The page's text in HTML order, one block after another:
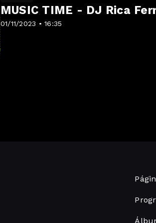
01/11/2023 • 16:35
MUSIC TIME - DJ Rica